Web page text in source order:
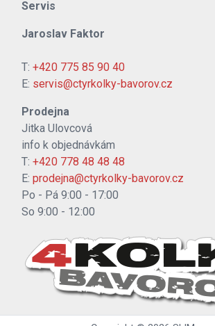
Servis
Jaroslav Faktor
T: +420 775 85 90 40
E: servis@ctyrkolky-bavorov.cz
Prodejna
Jitka Ulovcová
info k objednávkám
T: +420 778 48 48 48
E: prodejna@ctyrkolky-bavorov.cz
Po - Pá 9:00 - 17:00
So 9:00 - 12:00